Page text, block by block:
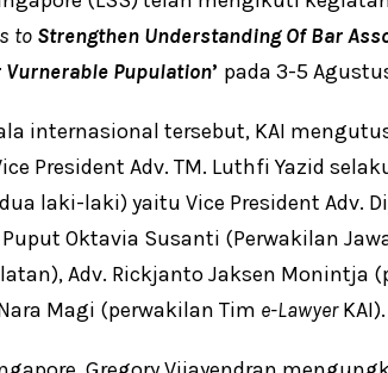
to Strengthen Understanding Of Bar
Vurnerable Pupulation’ pada 3-5
internasional tersebut, KAI
President Adv. TM. Luthfi Yazid
laki-laki) yaitu Vice President Adv.
Oktavia Susanti (Perwakilan
Adv. Rickjanto Jaksen Monintja
Magi (perwakilan Tim e-LawyerKAI).